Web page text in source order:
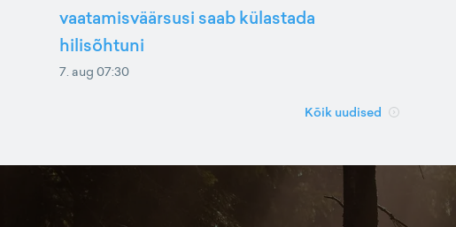
vaatamisväärsusi saab külastada
hilisõhtuni
7. aug 07:30
Kõik uudised